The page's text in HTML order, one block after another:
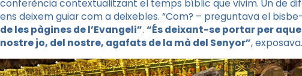
conferència contextualitzant el temps bíblic que vivim. Un de
ens deixem guiar com a deixebles. “Com? – preguntava el
de les pàgines de l’Evangeli”. “És deixant-se portar per
nostre jo, del nostre, agafats de la mà del Senyor”, exposava.